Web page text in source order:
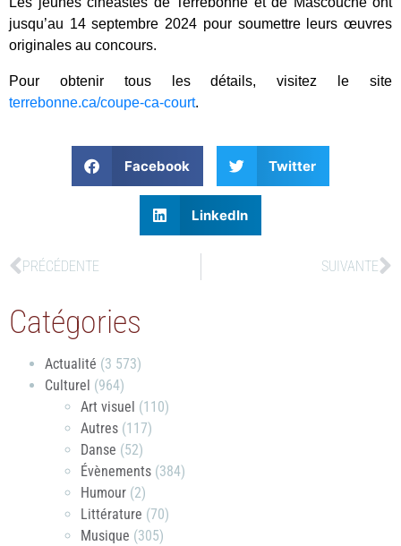
jusqu’au 14 septembre 2024 pour soumettre leurs œuvres
originales au concours.
Pour obtenir tous les détails, visitez le site
terrebonne.ca/coupe-ca-court.
Facebook Twitter
LinkedIn
PRÉCÉDENTE SUIVANTE
Catégories
Actualité (3 573)
Culturel (964)
Art visuel (110)
Autres (117)
Danse (52)
Évènements (384)
Humour (2)
Littérature (70)
Musique (305)